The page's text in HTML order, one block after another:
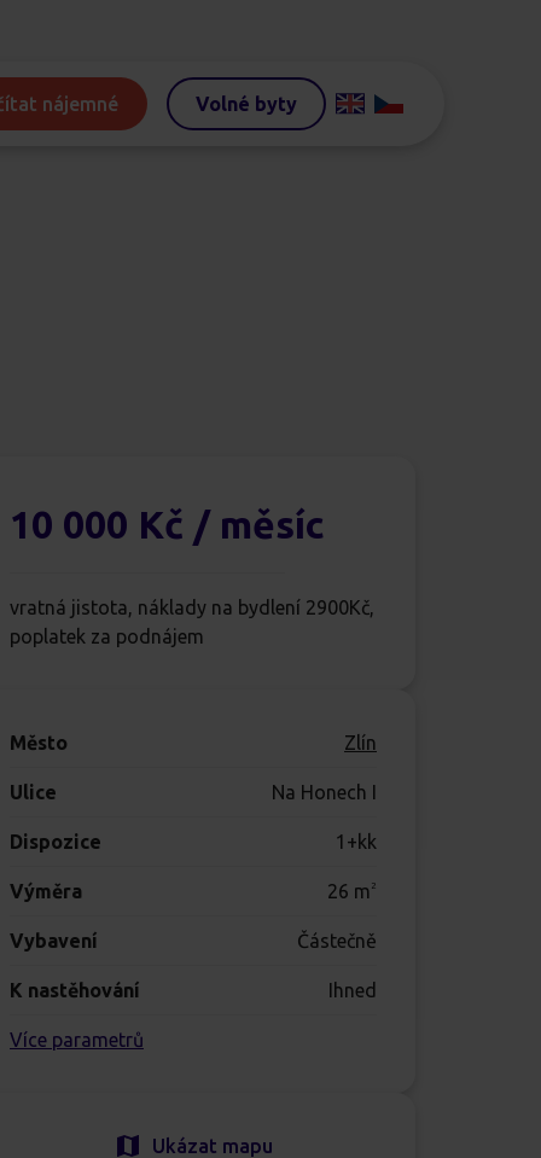
nájemné Volné byty
10 000 Kč / měsíc
vratná jistota, náklady na bydlení 2900Kč,
poplatek za podnájem
Město Zlín
Ulice Na Honech I
Dispozice 1+kk
Výměra 26 m 2
Vybavení Částečně
K nastěhování Ihned
Více parametrů
Ukázat mapu